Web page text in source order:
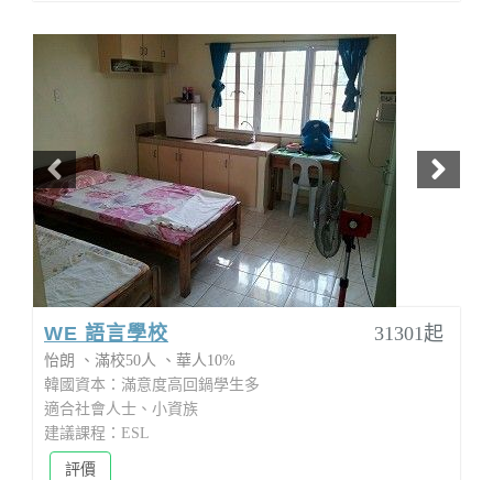
WE 語言學校 31301起
怡朗 滿校50人
華人10%
韓國資本：滿意度高回鍋學生多
適合社會人士、小資族
建議課程：ESL
評價